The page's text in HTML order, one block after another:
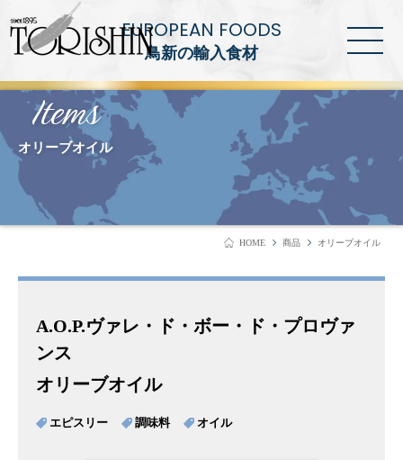
EUROPEAN FOODS
鳥新の輸入食材
Items
オリーブオイル
HOME 商品 オリーブオイル
A.O.P.ヴァレ・ド・ボー・ド・プロヴァ
ンス
オリーブオイル
エピスリー 調味料 オイル